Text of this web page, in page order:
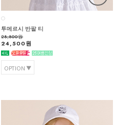
투메르시 반팔 티
28,800원
24,500원
OPTION